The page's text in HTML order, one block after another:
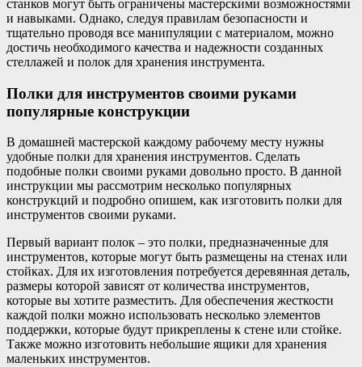
станков могут быть ограничены мастерскими возможностями
и навыками. Однако, следуя правилам безопасности и
тщательно проводя все манипуляции с материалом, можно
достичь необходимого качества и надежности созданных
стеллажей и полок для хранения инструмента.
Полки для инструментов своими руками
популярные конструкции
В домашней мастерской каждому рабочему месту нужны
удобные полки для хранения инструментов. Сделать
подобные полки своими руками довольно просто. В данной
инструкции мы рассмотрим несколько популярных
конструкций и подробно опишем, как изготовить полки для
инструментов своими руками.
Первый вариант полок – это полки, предназначенные для
инструментов, которые могут быть размещены на стенах или
стойках. Для их изготовления потребуется деревянная деталь,
размеры которой зависят от количества инструментов,
которые вы хотите разместить. Для обеспечения жесткости
каждой полки можно использовать несколько элементов
поддержки, которые будут прикреплены к стене или стойке.
Также можно изготовить небольшие ящики для хранения
маленьких инструментов.